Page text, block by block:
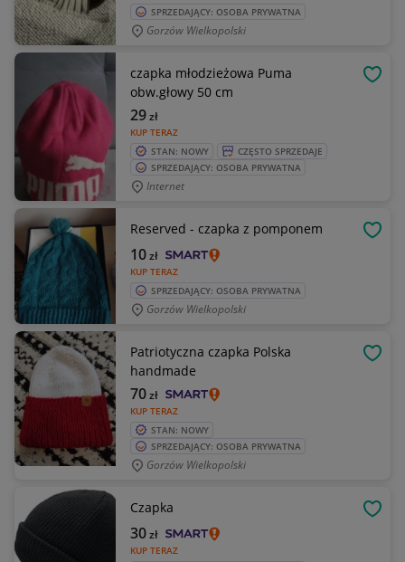
SPRZEDAJĄCY: OSOBA PRYWATNA
Gorzów Wielkopolski
czapka młodzieżowa Puma
obw.głowy 50 cm
KUP TERAZ
29zł
STAN: NOWY
CZĘSTO SPRZEDAJE
SPRZEDAJĄCY: OSOBA PRYWATNA
Internet
Reserved - czapka z pomponem
KUP TERAZ
10zł
SPRZEDAJĄCY: OSOBA PRYWATNA
Gorzów Wielkopolski
Patriotyczna czapka Polska
handmade
KUP TERAZ
70zł
STAN: NOWY
SPRZEDAJĄCY: OSOBA PRYWATNA
Gorzów Wielkopolski
Czapka
KUP TERAZ
30zł